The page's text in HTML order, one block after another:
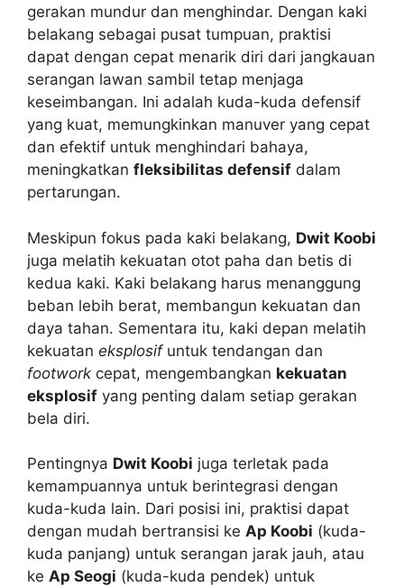
gerakan mundur dan menghindar. Dengan kaki
belakang sebagai pusat tumpuan, praktisi
dapat dengan cepat menarik diri dari jangkauan
serangan lawan sambil tetap menjaga
keseimbangan. Ini adalah kuda-kuda defensif
yang kuat, memungkinkan manuver yang cepat
dan efektif untuk menghindari bahaya,
meningkatkan fleksibilitas defensif dalam
pertarungan.
Meskipun fokus pada kaki belakang, Dwit Koobi
juga melatih kekuatan otot paha dan betis di
kedua kaki. Kaki belakang harus menanggung
beban lebih berat, membangun kekuatan dan
daya tahan. Sementara itu, kaki depan melatih
kekuatan eksplosifuntuk tendangan dan
footwork cepat, mengembangkan kekuatan
eksplosif yang penting dalam setiap gerakan
bela diri.
Pentingnya Dwit Koobi juga terletak pada
kemampuannya untuk berintegrasi dengan
kuda-kuda lain. Dari posisi ini, praktisi dapat
dengan mudah bertransisi ke Ap Koobi (kuda-
kuda panjang) untuk serangan jarak jauh, atau
ke Ap Seogi (kuda-kuda pendek) untuk